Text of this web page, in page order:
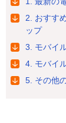
2. おすす
ップ
3. モバイ
4. モバイ
5. その他